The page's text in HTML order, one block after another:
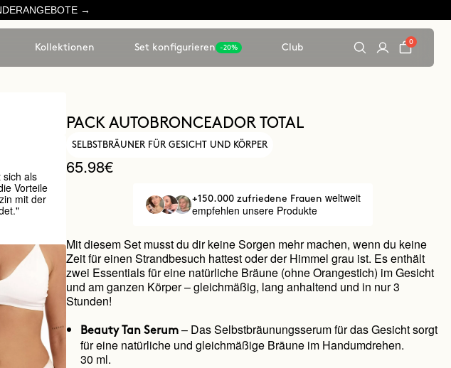
→
Kollektionen Set konfigurieren -20% Club
0
sich als
Vorteile
mit der
PACK AUTOBRONCEADOR TOTAL
SELBSTBRÄUNER FÜR GESICHT UND KÖRPER
65.98€
+150.000 zufriedene Frauenweltweit
empfehlen unsere Produkte
Mit diesem Set musst du dir keine Sorgen mehr machen, wenn du keine
Zeit für einen Strandbesuch hattest oder der Himmel grau ist. Es enthält
zwei Essentials für eine natürliche Bräune (ohne Orangestich) im Gesicht
und am ganzen Körper – gleichmäßig, lang anhaltend und in nur 3
Stunden!
Beauty Tan Serum – Das Selbstbräunungsserum für das Gesicht sorgt
für eine natürliche und gleichmäßige Bräune im Handumdrehen.
30 ml.